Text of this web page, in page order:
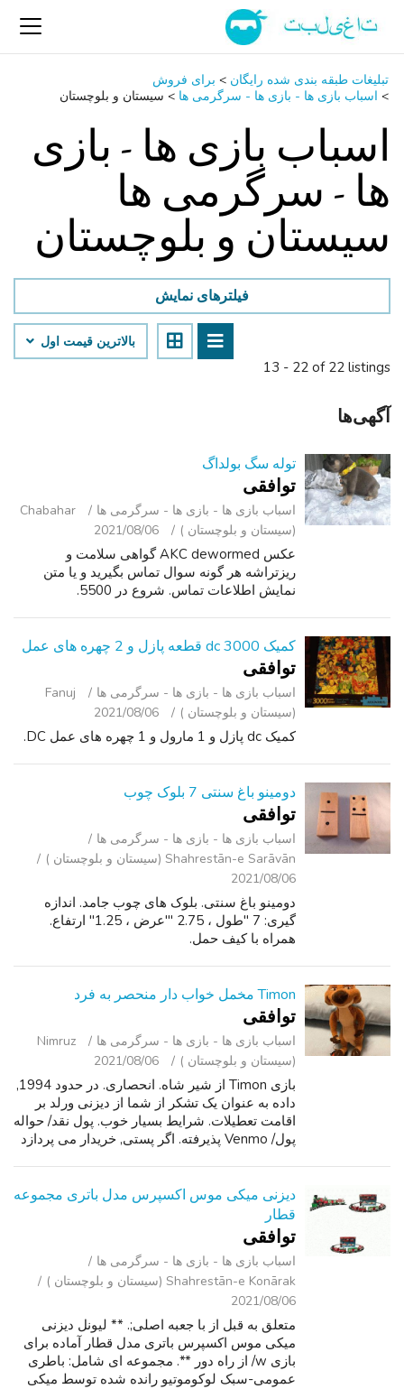
تبلیغات طبقه بندی شده رایگان > برای فروش
> اسباب‌ بازی ها - بازی ها - سرگرمی ‌ها > سیستان و بلوچستان
اسباب‌ بازی ها - بازی
ها - سرگرمی ‌ها
سیستان و بلوچستان
13 - 22 of 22 listings
فیلترهای نمایش
بالاترین قیمت اول
آگهی‌ها
توله سگ بولداگ
توافقی
اسباب‌ بازی ها - بازی ها - سرگرمی ‌ها
Chabahar
(سیستان و بلوچستان )
2021/08/06
عکس AKC dewormed گواهی سلامت و
ریزتراشه هر گونه سوال تماس بگیرید و یا متن
نمایش اطلاعات تماس. شروع در 5500.
کمیک dc 3000 قطعه پازل و 2 چهره های عمل
توافقی
اسباب‌ بازی ها - بازی ها - سرگرمی ‌ها
Fanuj
(سیستان و بلوچستان )
2021/08/06
کمیک dc پازل و 1 مارول و 1 چهره های عمل DC.
دومینو باغ سنتی 7 بلوک چوب
توافقی
اسباب‌ بازی ها - بازی ها - سرگرمی ‌ها
Shahrestān-e Sarāvān (سیستان و بلوچستان )
2021/08/06
دومینو باغ سنتی. بلوک های چوب جامد. اندازه
گیری: 7 "طول ، 2.75 "'عرض ، 1.25" ارتفاع.
همراه با کیف حمل.
Timon مخمل خواب دار منحصر به فرد
توافقی
اسباب‌ بازی ها - بازی ها - سرگرمی ‌ها
Nimruz
(سیستان و بلوچستان )
2021/08/06
بازی Timon از شیر شاه. انحصاری. در حدود 1994,
داده به عنوان یک تشکر از شما از دیزنی ورلد بر
اقامت تعطیلات. شرایط بسیار خوب. پول نقد/ حواله
پول/ Venmo پذیرفته. اگر پستی, خریدار می پردازد
دیزنی میکی موس اکسپرس مدل باتری مجموعه
قطار
توافقی
اسباب‌ بازی ها - بازی ها - سرگرمی ‌ها
Shahrestān-e Konārak (سیستان و بلوچستان )
2021/08/06
متعلق به قبل از با جعبه اصلی;. ** لیونل دیزنی
میکی موس اکسپرس باتری مدل قطار آماده برای
بازی w/ از راه دور **. مجموعه ای شامل: باطری
عمومی-سبک لوکوموتیو رانده شده توسط میکی